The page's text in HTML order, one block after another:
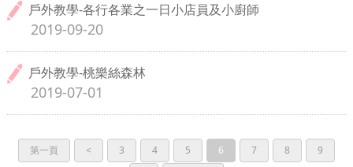
戶外教學-各行各業之一日小店員及小廚師
2019-09-20
戶外教學-桃樂絲森林
2019-07-01
第一頁 < 3 4 5 6 7 8
9